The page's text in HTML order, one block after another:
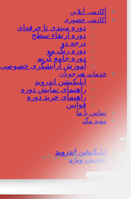
آکادمی آنلاین
آکادمی حضوری
دوره مبتدی تا حرفه‌ای
دوره‌ ارتقاء سطح
درجه دو
دوره رنگ مو
دوره جامع گریم
آموزش آرایشگری خصوصی
خدمات هنرجویان
اپلیکیشن اندروید
راهنمای نمایش دوره
راهنمای خرید دوره
قوانین
تماس با ما
مهبد مگ
اپلیکیشن اندروید
تخفیف ویژه
ورود و عضویت